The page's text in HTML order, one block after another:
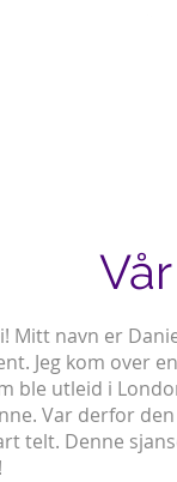
Mitt navn er
Jeg kom over
ble utleid i
Var derfor
telt. Denne